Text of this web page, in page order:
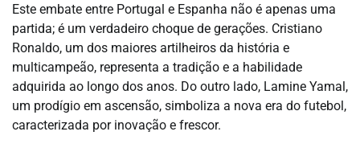
Este embate entre Portugal e Espanha não é apenas uma
partida; é um verdadeiro choque de gerações. Cristiano
Ronaldo, um dos maiores artilheiros da história e
multicampeão, representa a tradição e a habilidade
adquirida ao longo dos anos. Do outro lado, Lamine Yamal,
um prodígio em ascensão, simboliza a nova era do futebol,
caracterizada por inovação e frescor.